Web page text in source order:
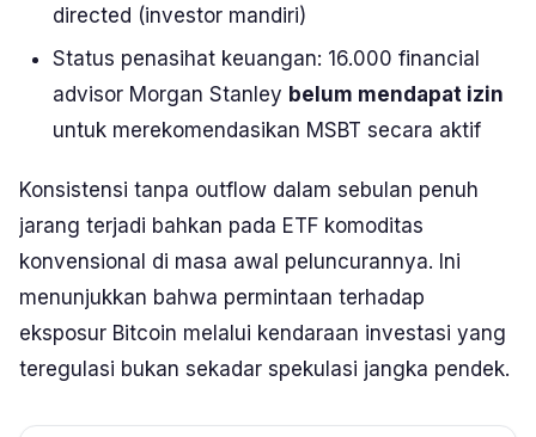
directed (investor mandiri)
Status penasihat keuangan: 16.000 financial
advisor Morgan Stanley belum mendapat izin
untuk merekomendasikan MSBT secara aktif
Konsistensi tanpa outflow dalam sebulan penuh
jarang terjadi bahkan pada ETF komoditas
konvensional di masa awal peluncurannya. Ini
menunjukkan bahwa permintaan terhadap
eksposur Bitcoin melalui kendaraan investasi yang
teregulasi bukan sekadar spekulasi jangka pendek.